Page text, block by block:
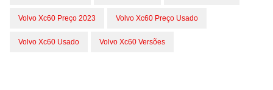
Volvo Xc60 Preço 2023 Volvo Xc60 Preço Usado
Volvo Xc60 Usado Volvo Xc60 Versões